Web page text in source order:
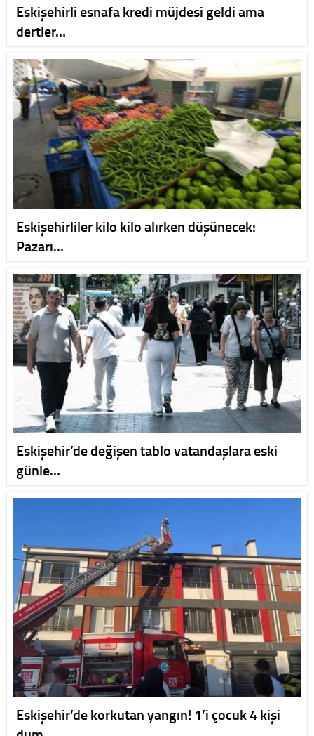
Eskişehirli esnafa kredi müjdesi geldi ama
dertler…
Eskişehirliler kilo kilo alırken düşünecek:
Pazarı…
Eskişehir’de değişen tablo vatandaşlara eski
günle…
Eskişehir’de korkutan yangın! 1’i çocuk 4 kişi